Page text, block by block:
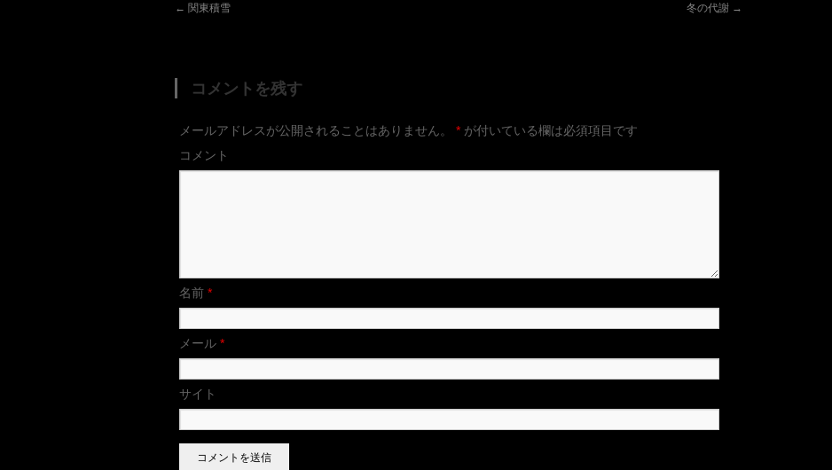
← 関東積雪 冬の代謝 →
コメントを残す
メールアドレスが公開されることはありません。 * が付いている欄は必須項目です
コメント
名前 *
メール *
サイト